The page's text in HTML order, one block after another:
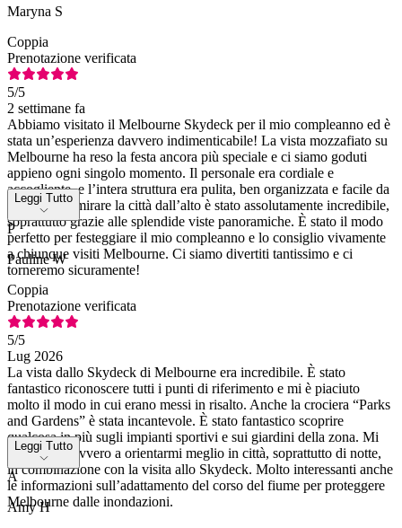
Maryna S
Coppia
Prenotazione verificata
5/5
2 settimane fa
Abbiamo visitato il Melbourne Skydeck per il mio compleanno ed è
stata un’esperienza davvero indimenticabile! La vista mozzafiato su
Melbourne ha reso la festa ancora più speciale e ci siamo goduti
appieno ogni singolo momento. Il personale era cordiale e
accogliente, e l’intera struttura era pulita, ben organizzata e facile da
visitare. Ammirare la città dall’alto è stato assolutamente incredibile,
soprattutto grazie alle splendide viste panoramiche. È stato il modo
perfetto per festeggiare il mio compleanno e lo consiglio vivamente
a chiunque visiti Melbourne. Ci siamo divertiti tantissimo e ci
torneremo sicuramente!
Leggi Tutto
P
Pauline W
Coppia
Prenotazione verificata
5/5
Lug 2026
La vista dallo Skydeck di Melbourne era incredibile. È stato
fantastico riconoscere tutti i punti di riferimento e mi è piaciuto
molto il modo in cui erano messi in risalto. Anche la crociera “Parks
and Gardens” è stata incantevole. È stato fantastico scoprire
qualcosa in più sugli impianti sportivi e sui giardini della zona. Mi
ha aiutato davvero a orientarmi meglio in città, soprattutto di notte,
in combinazione con la visita allo Skydeck. Molto interessanti anche
le informazioni sull’adattamento del corso del fiume per proteggere
Melbourne dalle inondazioni.
Leggi Tutto
A
Amy H